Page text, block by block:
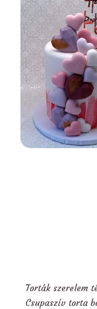
Torták szerelem
Csupaszív torta